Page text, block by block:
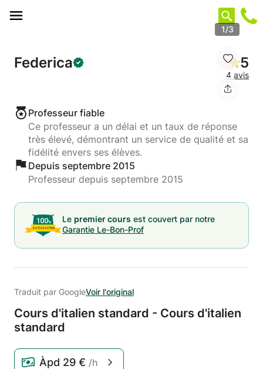
1/3
Federica 5
4 avis
Professeur fiable
Ce professeur a un délai et un taux de réponse
très élevé, démontrant un service de qualité et sa
fidélité envers ses élèves.
Depuis septembre 2015
Professeur depuis septembre 2015
Le premier cours est couvert par notre
Garantie Le-Bon-Prof
Traduit par GoogleVoir l'original
Cours d'italien standard - Cours d'italien
standard
Àpd 29 € /h